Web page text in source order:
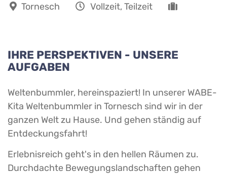
Tornesch Vollzeit, Teilzeit
IHRE PERSPEKTIVEN - UNSERE
AUFGABEN
Weltenbummler, hereinspaziert! In unserer WABE-
Kita Weltenbummler in Tornesch sind wir in der
ganzen Welt zu Hause. Und gehen ständig auf
Entdeckungsfahrt!
Erlebnisreich geht's in den hellen Räumen zu.
Durchdachte Bewegungslandschaften gehen